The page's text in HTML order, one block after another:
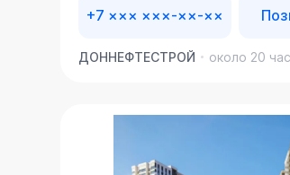
+7 ××× ×××-××-××
ДОННЕФТЕСТРОЙ около 20